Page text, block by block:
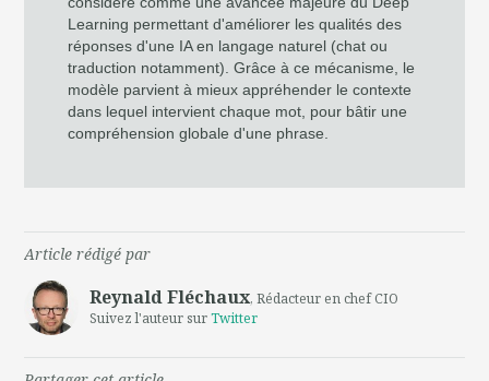
Learning permettant d'améliorer les qualités des
réponses d'une IA en langage naturel (chat ou
traduction notamment). Grâce à ce mécanisme, le
modèle parvient à mieux appréhender le contexte
dans lequel intervient chaque mot, pour bâtir une
compréhension globale d'une phrase.
Article rédigé par
Reynald Fléchaux, Rédacteur en chef CIO
Suivez l'auteur surTwitter